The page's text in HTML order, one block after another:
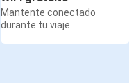
Mantente conectado
durante tu viaje